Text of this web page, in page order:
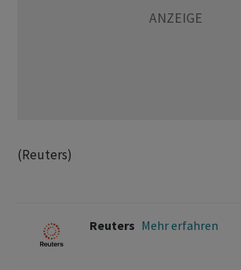
(Reuters)
Reuters Mehr erfahren